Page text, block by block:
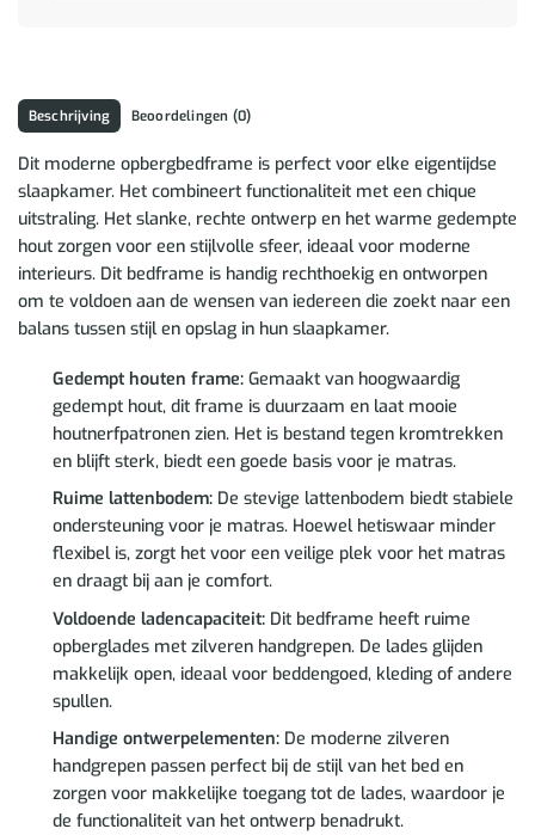
Beschrijving Beoordelingen (0)
Dit moderne opbergbedframe is perfect voor elke eigentijdse
slaapkamer. Het combineert functionaliteit met een chique
uitstraling. Het slanke, rechte ontwerp en het warme gedempte
hout zorgen voor een stijlvolle sfeer, ideaal voor moderne
interieurs. Dit bedframe is handig rechthoekig en ontworpen
om te voldoen aan de wensen van iedereen die zoekt naar een
balans tussen stijl en opslag in hun slaapkamer.
Gedempt houten frame:Gemaakt van hoogwaardig
gedempt hout, dit frame is duurzaam en laat mooie
houtnerfpatronen zien. Het is bestand tegen kromtrekken
en blijft sterk, biedt een goede basis voor je matras.
Ruime lattenbodem:De stevige lattenbodem biedt stabiele
ondersteuning voor je matras. Hoewel hetiswaar minder
flexibel is, zorgt het voor een veilige plek voor het matras
en draagt bij aan je comfort.
Voldoende ladencapaciteit:Dit bedframe heeft ruime
opberglades met zilveren handgrepen. De lades glijden
makkelijk open, ideaal voor beddengoed, kleding of andere
spullen.
Handige ontwerpelementen:De moderne zilveren
handgrepen passen perfect bij de stijl van het bed en
zorgen voor makkelijke toegang tot de lades, waardoor je
de functionaliteit van het ontwerp benadrukt.